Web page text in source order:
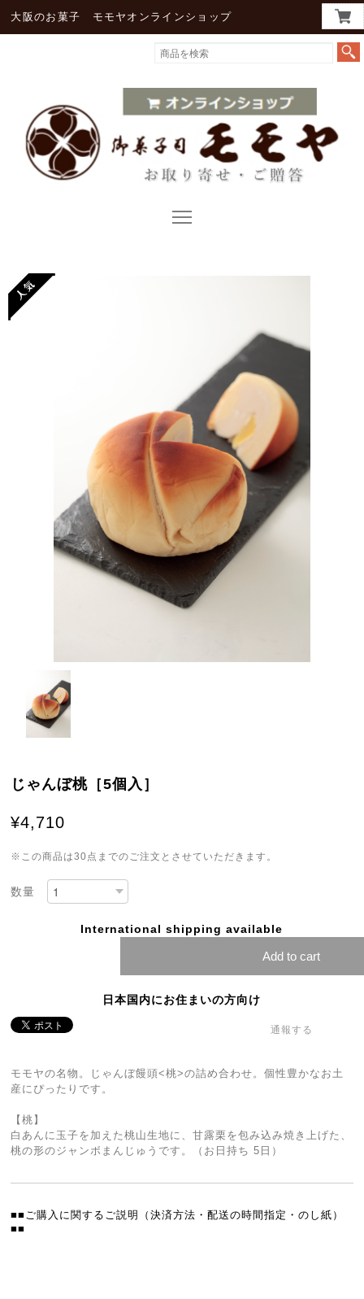
大阪のお菓子 モモヤオンラインショップ
じゃんぼ桃［5個入］
¥4,710
※この商品は30点までのご注文とさせていただきます。
数量
International shipping available
Add to cart
日本国内にお住まいの方向け
通報する
モモヤの名物。じゃんぼ饅頭<桃>の詰め合わせ。個性豊かなお土
産にぴったりです。
【桃】
白あんに玉子を加えた桃山生地に、甘露栗を包み込み焼き上げた、
桃の形のジャンボまんじゅうです。（お日持ち 5日）
■■ご購入に関するご説明（決済方法・配送の時間指定・のし紙）
■■